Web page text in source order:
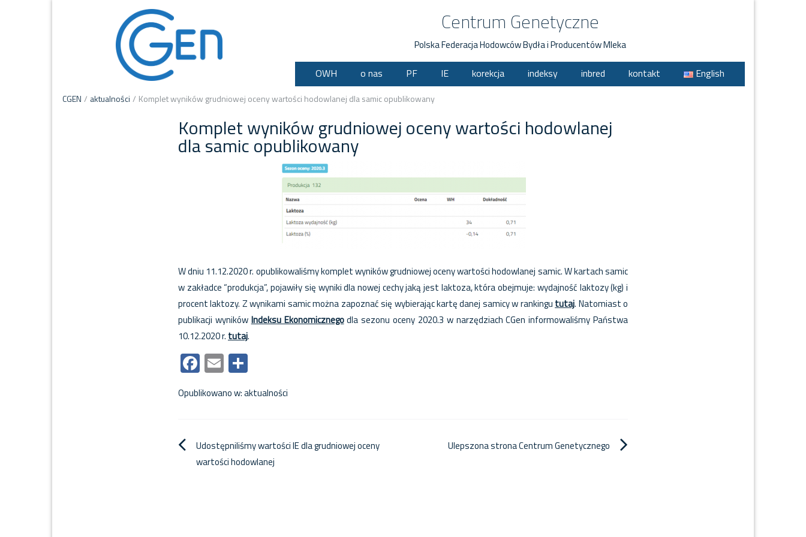
Centrum Genetyczne
Polska Federacja Hodowców Bydła i Producentów Mleka
OWH o nas PF IE korekcja indeksy inbred kontakt English
CGEN / aktualności / Komplet wyników grudniowej oceny wartości hodowlanej dla samic opublikowany
Komplet wyników grudniowej oceny wartości hodowlanej
dla samic opublikowany
W dniu 11.12.2020 r. opublikowaliśmy komplet wyników grudniowej oceny wartości hodowlanej samic. W kartach samic
w zakładce “produkcja”, pojawiły się wyniki dla nowej cechy jaką jest laktoza, która obejmuje: wydajność laktozy (kg) i
procent laktozy. Z wynikami samic można zapoznać się wybierając kartę danej samicy w rankingu tutaj. Natomiast o
publikacji wyników Indeksu Ekonomicznegodla sezonu oceny 2020.3 w narzędziach CGen informowaliśmy Państwa
10.12.2020 r. tutaj.
Facebook
Email
Opublikowano w:aktualności
Nawigacja
Udostępniliśmy wartości IE dla grudniowej oceny
wartości hodowlanej
Ulepszona strona Centrum Genetycznego